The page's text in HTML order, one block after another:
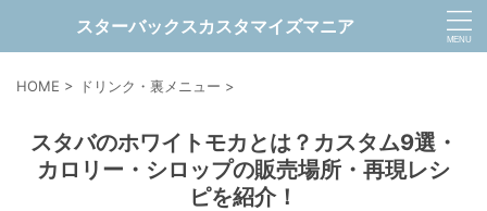
スターバックスカスタマイズマニア
HOME > ドリンク・裏メニュー >
スタバのホワイトモカとは？カスタム9選・
カロリー・シロップの販売場所・再現レシ
ピを紹介！